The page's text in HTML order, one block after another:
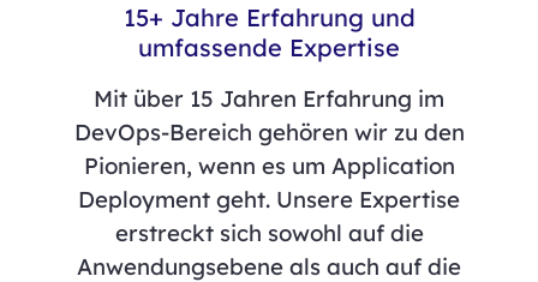
15+ Jahre Erfahrung und
umfassende Expertise
Mit über 15 Jahren Erfahrung im
DevOps-Bereich gehören wir zu den
Pionieren, wenn es um Application
Deployment geht. Unsere Expertise
erstreckt sich sowohl auf die
Anwendungsebene als auch auf die